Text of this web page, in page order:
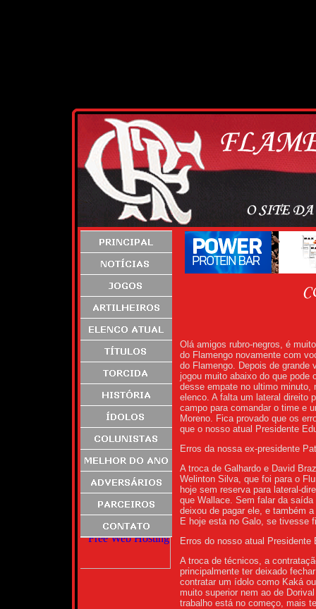
Olá amigos rubro-negros, é
do Flamengo novamente com
do Flamengo. Depois de grande
jogou muito abaixo do que pode
desse empate no ultimo
elenco. A falta um lateral direito
campo para comandar o time e
Moreno. Fica provado que os
que o nosso atual Presidente
Erros da nossa ex-presidente
A troca de Galhardo e David
Welinton Silva, que foi para o
hoje sem reserva para lateral-
que Wallace. Sem falar da
deixou de pagar ele, e também
E hoje esta no Galo, se tivesse
Erros do nosso atual Presidente
A troca de técnicos, a
principalmente ter deixado
contratar um ídolo como Kaká
muito superior nem ao de
trabalho está no começo, mais